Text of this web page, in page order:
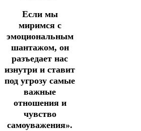
Если мы
миримся с
эмоциональным
шантажом, он
разъедает нас
изнутри и ставит
под угрозу самые
важные
отношения и
чувство
самоуважения».